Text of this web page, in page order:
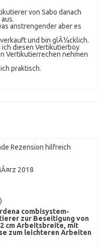
von Sabo danach
anstrengender aber es
und bin glÃ¼cklich.
ich diesen Vertikutierboy
Vertikutierrechen nehmen
praktisch.
Rezension hilfreich
2018
)
combisystem-
zur Beseitigung von
cm Arbeitsbreite, mit
zum leichteren Arbeiten